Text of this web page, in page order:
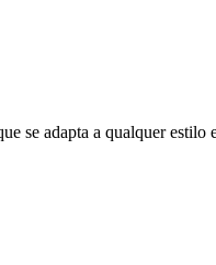
se adapta a qualquer estilo